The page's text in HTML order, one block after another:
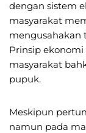
dengan sistem
masyarakat
mengusahakan
Prinsip
masyarakat
pupuk.
Meskipun
namun pada